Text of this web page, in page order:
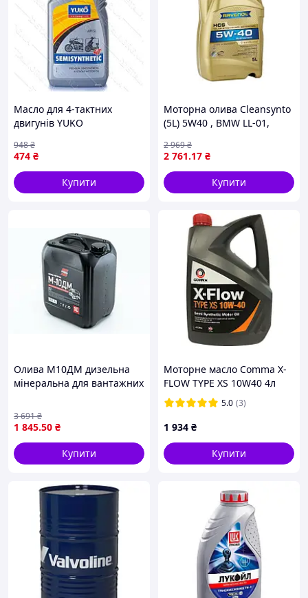
Масло для 4-тактних
двигунів YUKO
1 л, напівсинтетика
474 ₴
948₴
Купити
Моторна олива Cleansynto
(5L) 5W40 , BMW LL-01,
CHRYSLER MS-10896,
CITROEN B71 2296, FIAT
9.55535 H2, GM
2 761.17 ₴
2 969₴
Купити
Олива М10ДМ дизельна
мінеральна для вантажних
літрів
1 845.50 ₴
3 691₴
Купити
Моторне масло Comma X-
FLOW TYPE XS 10W40 4л
5.0 (3)
1 934 ₴
Купити